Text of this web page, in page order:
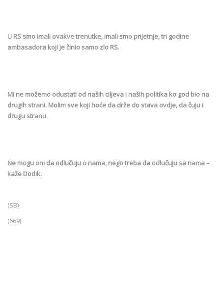
U RS smo imali ovakve trenutke, imali smo prijetnje, tri godine
ambasadora koji je činio samo zlo RS.
Mi ne možemo odustati od naših ciljeva i naših politika ko god bio na
drugih strani. Molim sve koji hoće da drže do stava ovdje, da čuju i
drugu stranu.
Ne mogu oni da odlučuju o nama, nego treba da odlučuju sa nama –
kaže Dodik.
(SB)
(669)